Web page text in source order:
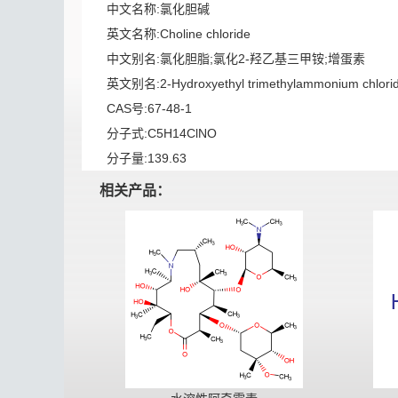
中文名称:氯化胆碱
英文名称:Choline chloride
中文别名:氯化胆脂;氯化2-羟乙基三甲铵;增蛋素
英文别名:2-Hydroxyethyl trimethylammonium
CAS号:67-48-1
分子式:C5H14ClNO
分子量:139.63
相关产品：